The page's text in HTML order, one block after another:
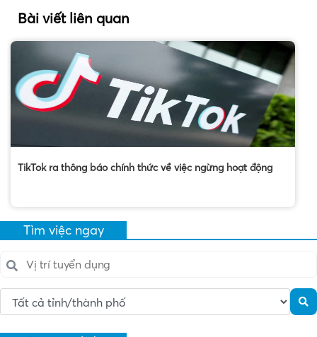
Bài viết liên quan
TikTok ra thông báo chính thức về việc ngừng hoạt động
Tìm việc ngay